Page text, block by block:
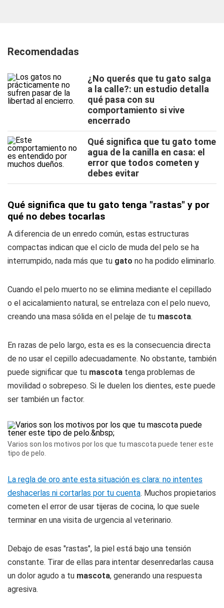
Recomendadas
¿No querés que tu gato salga
a la calle?: un estudio detalla
qué pasa con su
comportamiento si vive
encerrado
Qué significa que tu gato tome
agua de la canilla en casa: el
error que todos cometen y
debes evitar
Qué significa que tu gato tenga "rastas" y por
qué no debes tocarlas
A diferencia de un enredo común, estas estructuras
compactas indican que el ciclo de muda del pelo se ha
interrumpido, nada más que tu gato no ha podido eliminarlo.
Cuando el pelo muerto no se elimina mediante el cepillado
o el acicalamiento natural, se entrelaza con el pelo nuevo,
creando una masa sólida en el pelaje de tu mascota.
En razas de pelo largo, esta es es la consecuencia directa
de no usar el cepillo adecuadamente. No obstante, también
puede significar que tu mascota tenga problemas de
movilidad o sobrepeso. Si le duelen los dientes, este puede
ser también un factor.
Varios son los motivos por los que tu mascota puede tener este
tipo de pelo.
La regla de oro ante esta situación es clara: no intentes
deshacerlas ni cortarlas por tu cuenta. Muchos propietarios
cometen el error de usar tijeras de cocina, lo que suele
terminar en una visita de urgencia al veterinario.
Debajo de esas "rastas", la piel está bajo una tensión
constante. Tirar de ellas para intentar desenredarlas causa
un dolor agudo a tu mascota, generando una respuesta
agresiva.